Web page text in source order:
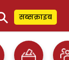
सब्सक्राइब